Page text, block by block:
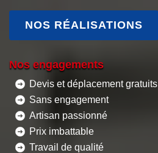
NOS RÉALISATIONS
Nos engagements
Devis et déplacement gratuits
Sans engagement
Artisan passionné
Prix imbattable
Travail de qualité